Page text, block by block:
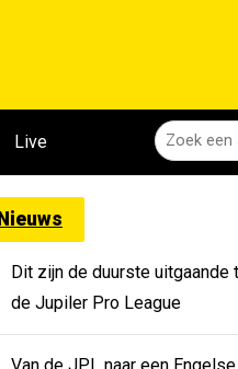
Live
Nieuws
Dit zijn de duurste uitgaande
de Jupiler Pro League